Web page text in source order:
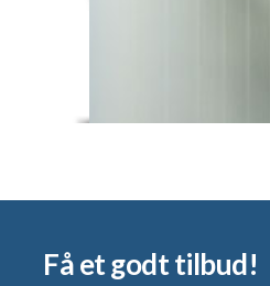
Få et godt tilbud!